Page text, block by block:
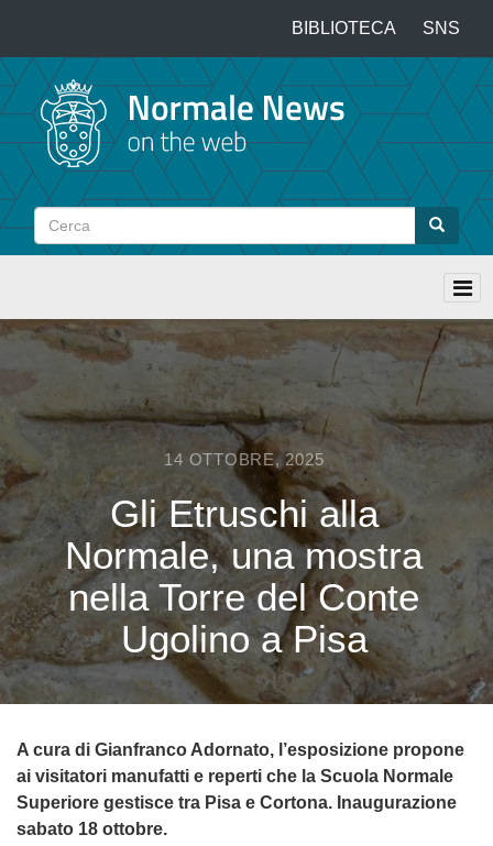
contenuto
principale
Top
menu
BIBLIOTECA SNS
Cerca
14 OTTOBRE, 2025
Gli Etruschi alla
Normale, una mostra
nella Torre del Conte
Ugolino a Pisa
A cura di Gianfranco Adornato, l’esposizione propone
ai visitatori manufatti e reperti che la Scuola Normale
Superiore gestisce tra Pisa e Cortona. Inaugurazione
sabato 18 ottobre.